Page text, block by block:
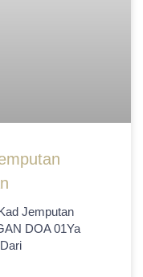
Jemputan
DOA 01Ya